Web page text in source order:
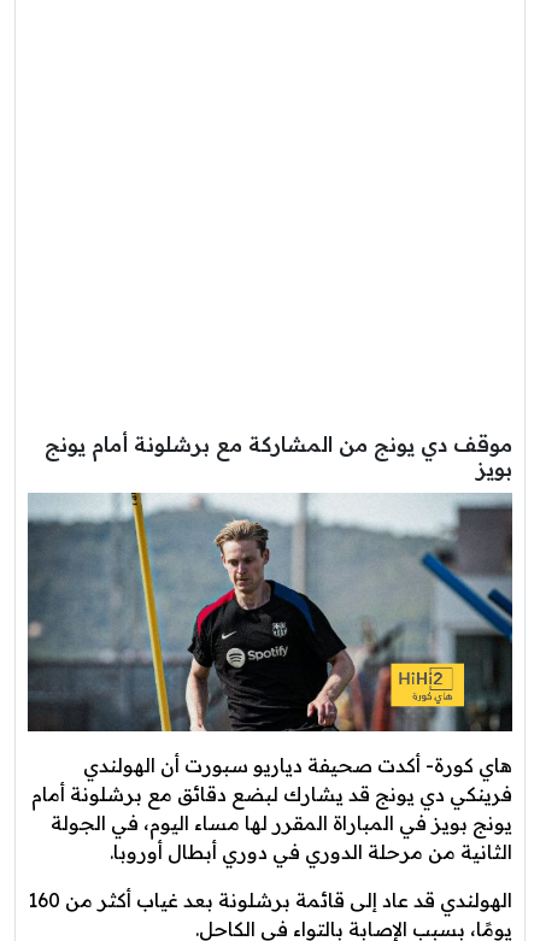
موقف دي يونج من المشاركة مع برشلونة أمام يونج
بويز
هاي كورة- أكدت صحيفة دياريو سبورت أن الهولندي
فرينكي دي يونج قد يشارك لبضع دقائق مع برشلونة أمام
يونج بويز في المباراة المقرر لها مساء اليوم، في الجولة
الثانية من مرحلة الدوري في دوري أبطال أوروبا.
الهولندي قد عاد إلى قائمة برشلونة بعد غياب أكثر من 160
يومًا، بسبب الإصابة بالتواء في الكاحل.